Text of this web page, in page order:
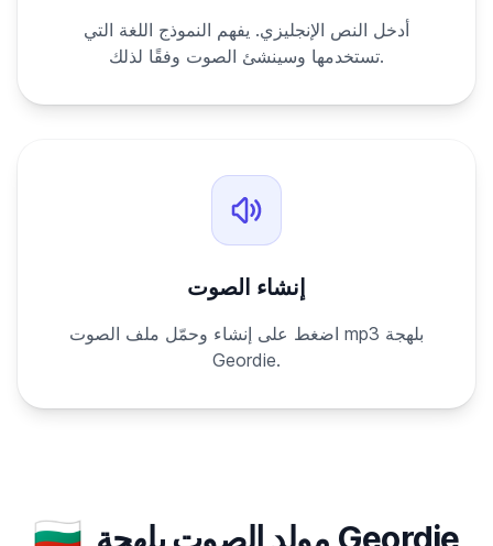
أدخل النص الإنجليزي. يفهم النموذج اللغة التي
تستخدمها وسينشئ الصوت وفقًا لذلك.
إنشاء الصوت
اضغط على إنشاء وحمّل ملف الصوت mp3 بلهجة
Geordie.
🇬🇧